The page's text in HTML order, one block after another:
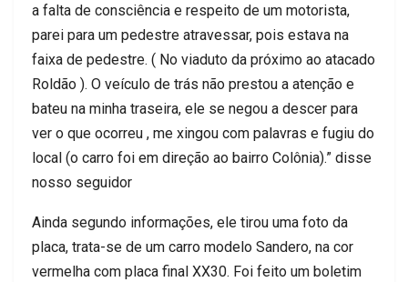
a falta de consciência e respeito de um motorista,
parei para um pedestre atravessar, pois estava na
faixa de pedestre. ( No viaduto da próximo ao atacado
Roldão ). O veículo de trás não prestou a atenção e
bateu na minha traseira, ele se negou a descer para
ver o que ocorreu , me xingou com palavras e fugiu do
local (o carro foi em direção ao bairro Colônia).” disse
nosso seguidor
Ainda segundo informações, ele tirou uma foto da
placa, trata-se de um carro modelo Sandero, na cor
vermelha com placa final XX30. Foi feito um boletim